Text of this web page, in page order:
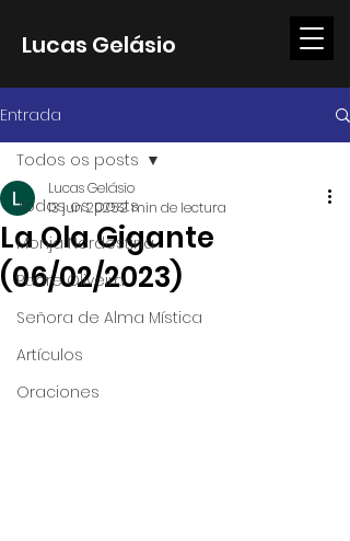
Lucas Gelásio
Entrada
Todos os posts
Monja Nordestina
Padre Oliveira
Señora de Alma Mística
Artículos
Oraciones
Todos os posts
La Ola Gigante
(06/02/2023)
Lucas Gelásio
13 jun 20252 min de lectura